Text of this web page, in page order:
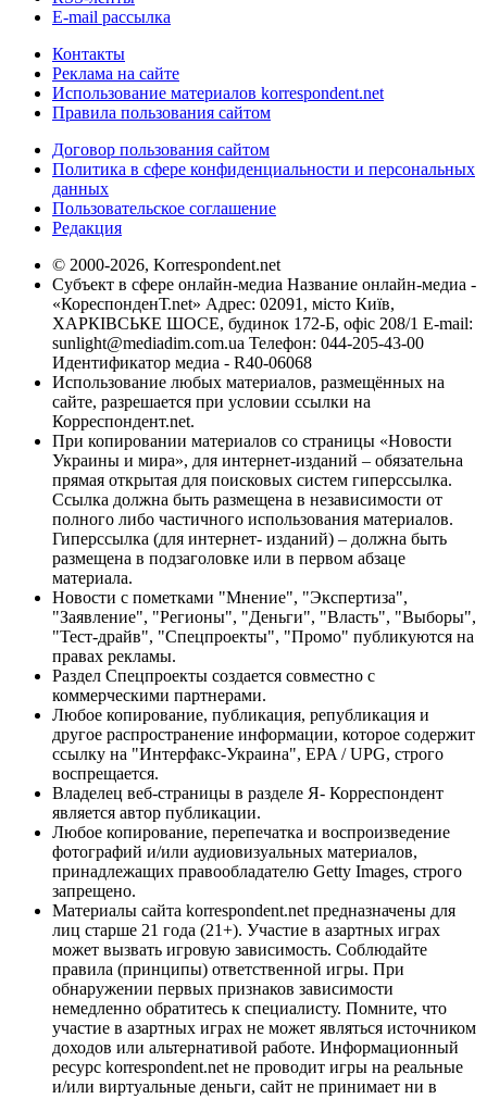
E-mail рассылка
Контакты
Реклама на сайте
Использование материалов korrespondent.net
Правила пользования сайтом
Договор пользования сайтом
Политика в сфере конфиденциальности и персональных
данных
Пользовательское соглашение
Редакция
© 2000-2026, Korrespondent.net
Субъект в сфере онлайн-медиа Название онлайн-медиа -
«КореспонденТ.net» Адрес: 02091, місто Київ,
ХАРКІВСЬКЕ ШОСЕ, будинок 172-Б, офіс 208/1 E-mail:
sunlight@mediadim.com.ua Телефон: 044-205-43-00
Идентификатор медиа - R40-06068
Использование любых материалов, размещённых на
сайте, разрешается при условии ссылки на
Корреспондент.net.
При копировании материалов со страницы «Новости
Украины и мира», для интернет-изданий – обязательна
прямая открытая для поисковых систем гиперссылка.
Ссылка должна быть размещена в независимости от
полного либо частичного использования материалов.
Гиперссылка (для интернет- изданий) – должна быть
размещена в подзаголовке или в первом абзаце
материала.
Новости с пометками "Мнение", "Экспертиза",
"Заявление", "Регионы", "Деньги", "Власть", "Выборы",
"Тест-драйв", "Спецпроекты", "Промо" публикуются на
правах рекламы.
Раздел Спецпроекты создается совместно с
коммерческими партнерами.
Любое копирование, публикация, републикация и
другое распространение информации, которое содержит
ссылку на "Интерфакс-Украина", EPA / UPG, строго
воспрещается.
Владелец веб-страницы в разделе Я- Корреспондент
является автор публикации.
Любое копирование, перепечатка и воспроизведение
фотографий и/или аудиовизуальных материалов,
принадлежащих правообладателю Getty Images, строго
запрещено.
Материалы сайта korrespondent.net предназначены для
лиц старше 21 года (21+). Участие в азартных играх
может вызвать игровую зависимость. Соблюдайте
правила (принципы) ответственной игры. При
обнаружении первых признаков зависимости
немедленно обратитесь к специалисту. Помните, что
участие в азартных играх не может являться источником
доходов или альтернативой работе. Информационный
ресурс korrespondent.net не проводит игры на реальные
и/или виртуальные деньги, сайт не принимает ни в